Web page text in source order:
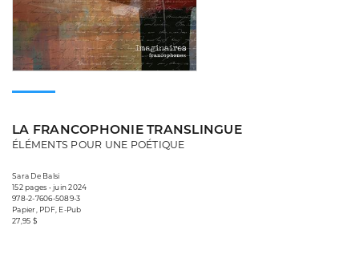
LA FRANCOPHONIE TRANSLINGUE
ÉLÉMENTS POUR UNE POÉTIQUE
Sara De Balsi
152 pages • juin 2024
978-2-7606-5089-3
Papier, PDF, E-Pub
27,95 $